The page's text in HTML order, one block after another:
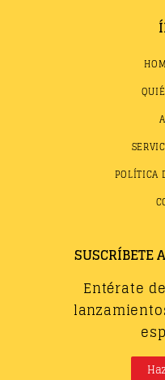
POLÍTICA
SUSCRÍBETE
Entérate